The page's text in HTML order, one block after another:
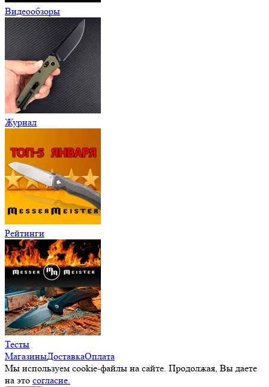
Видеообзоры
Журнал
Рейтинги
Тесты
МагазиныДоставкаОплата
Мы используем cookie-файлы на сайте. Продолжая, Вы даете
на это согласие.